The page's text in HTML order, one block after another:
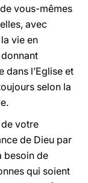
vous-mêmes
avec
vie en
dans l’Eglise et
selon la
de votre
de Dieu par
besoin de
qui soient